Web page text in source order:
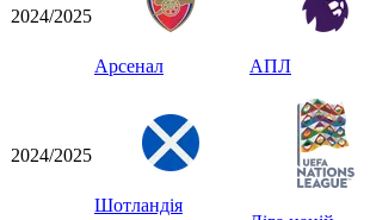
2024/2025
Арсенал АПЛ
2024/2025
Шотландія